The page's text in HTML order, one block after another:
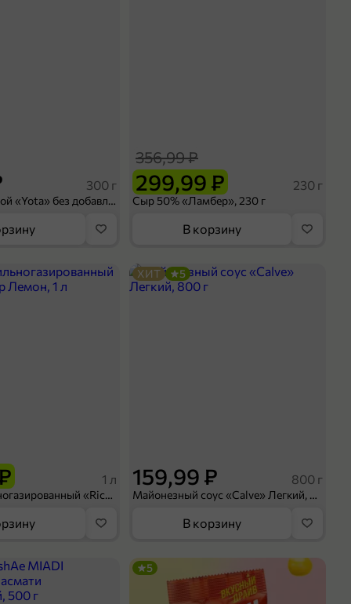
300 г
Йогурт питьевой «Yota» без добавления сахара, 300 г
299,99 ₽
356,99 ₽
230 г
Сыр 50% «Ламбер», 230 г
В корзину
1 л
Напиток сильногазированный «Rich» Биттер Лемон, 1 л
159,99 ₽ 800 г
Майонезный соус «Calve» Легкий, 800 г
ХИТ 5
В корзину
5